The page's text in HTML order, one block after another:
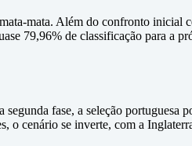
mata. Além do confronto inicial
79,96% de classificação para a
fase, a seleção
cenário se inverte, com a